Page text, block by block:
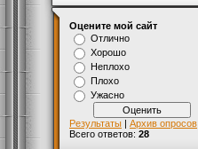
Оцените мой сайт
Отлично
Хорошо
Неплохо
Плохо
Ужасно
Результаты | Архив опросов
Всего ответов: 28